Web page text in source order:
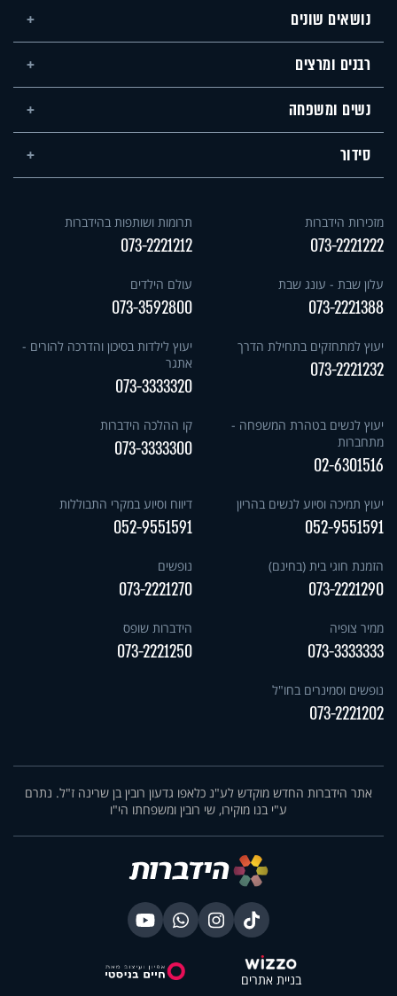
נושאים שונים
רבנים ומרצים
נשים ומשפחה
סידור
מזכירות הידברות
073-2221222
תרומות ושותפות בהידברות
073-2221212
עלון שבת - עונג שבת
073-2221388
עולם הילדים
073-3592800
יעוץ למתחזקים בתחילת הדרך
073-2221232
יעוץ לילדות בסיכון והדרכה להורים -
אתגר
073-3333320
יעוץ לנשים בטהרת המשפחה -
מתחברות
02-6301516
קו ההלכה הידברות
073-3333300
יעוץ תמיכה וסיוע לנשים בהריון
052-9551591
דיווח וסיוע במקרי התבוללות
052-9551591
הזמנת חוגי בית (בחינם)
073-2221290
נופשים
073-2221270
ממיר צופיה
073-3333333
הידברות שופס
073-2221250
נופשים וסמינרים בחו"ל
073-2221202
אתר הידברות החדש מוקדש לע"נ כלאפו גדעון רובין בן שרינה ז"ל. נתרם
ע"י בנו מוקירו, שי רובין ומשפחתו הי"ו
בניית אתרים